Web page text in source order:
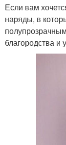
Если вам
наряды, в
благородства и